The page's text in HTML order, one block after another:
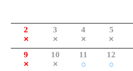
2
×
3
×
4
×
5
×
9
×
10
×
11
○
12
○